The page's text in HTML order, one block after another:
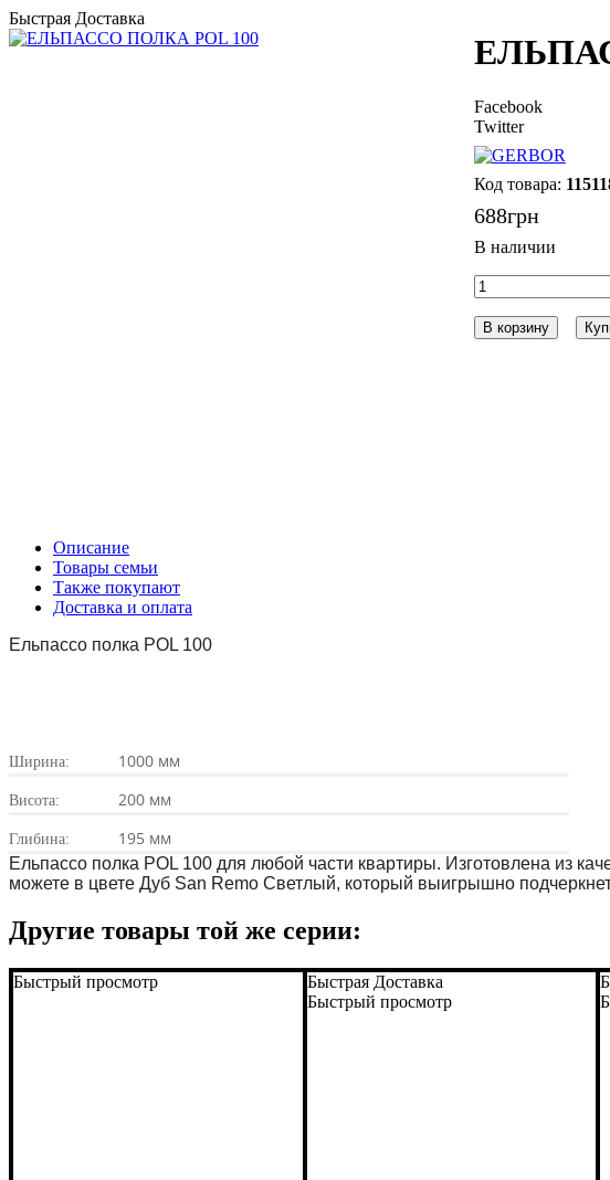
Быстрая Доставка
Facebook
Twitter
688грн
В корзину
Описание
Товары семьи
Также покупают
Доставка и оплата
Ельпассо полка POL 100
Ширина: 1000 мм
Висота: 200 мм
Глибина: 195 мм
Ельпассо полка POL 100 для любой части квартиры. Изготовлена ​​из
можете в цвете Дуб San Remo Светлый, который выигрышно
Другие товары той же серии:
Быстрый просмотр
Быстрая Доставка
Быстрый просмотр